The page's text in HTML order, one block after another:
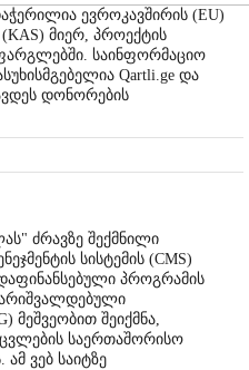
ევროკავშირის (EU)
მიერ, პროექტის
საინფორმაციო
Qartli.ge და
დონორების
ძრავზე შექმნილი
სისტემის (CMS)
პროგრამის
მეშვეობით შეიქმნა,
საერთაშორისო
ვებ საიტზე